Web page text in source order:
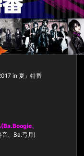
in 夏」特番
、
、Ba.弓月)